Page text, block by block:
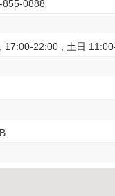
0888
17:00-22:00 , 土日